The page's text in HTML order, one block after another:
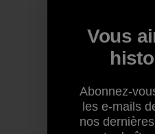
Vous
Abonnez-
les e-mails
nos